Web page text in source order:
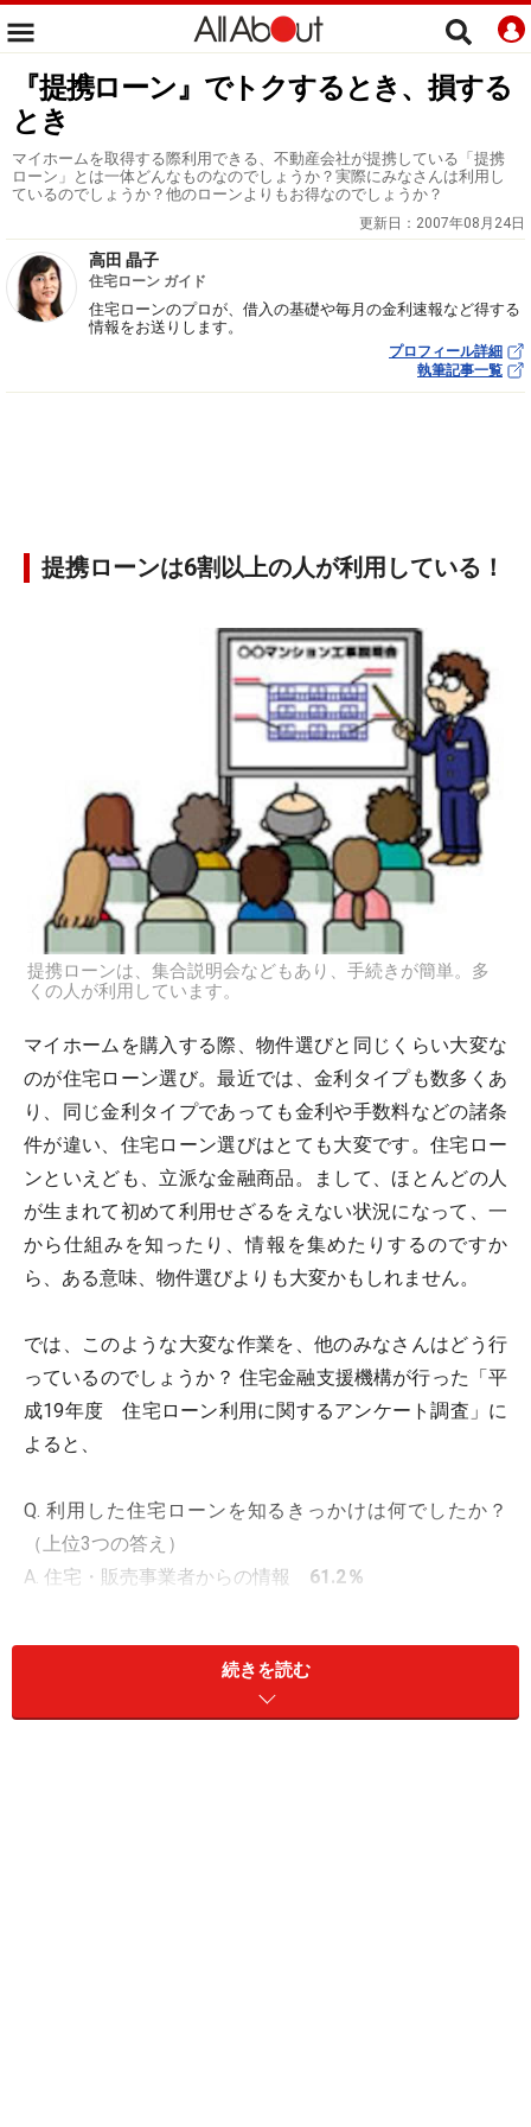
『提携ローン』でトクするとき、損する
とき
マイホームを取得する際利用できる、不動産会社が提携している「提携
ローン」とは一体どんなものなのでしょうか？実際にみなさんは利用し
ているのでしょうか？他のローンよりもお得なのでしょうか？
更新日： 2007年08月24日
高田 晶子
住宅ローン ガイド
住宅ローンのプロが、借入の基礎や毎月の金利速報など得する
情報をお送りします。
プロフィール詳細
執筆記事一覧
提携ローンは6割以上の人が利用している！
提携ローンは、集合説明会などもあり、手続きが簡単。多
くの人が利用しています。
マイホームを購入する際、物件選びと同じくらい大変な
のが住宅ローン選び。最近では、金利タイプも数多くあ
り、同じ金利タイプであっても金利や手数料などの諸条
件が違い、住宅ローン選びはとても大変です。住宅ロー
ンといえども、立派な金融商品。まして、ほとんどの人
が生まれて初めて利用せざるをえない状況になって、一
から仕組みを知ったり、情報を集めたりするのですか
ら、ある意味、物件選びよりも大変かもしれません。
では、このような大変な作業を、他のみなさんはどう行
っているのでしょうか？ 住宅金融支援機構が行った「平
成19年度 住宅ローン利用に関するアンケート調査」に
よると、
Q. 利用した住宅ローンを知るきっかけは何でしたか？
（上位3つの答え）
A. 住宅・販売事業者からの情報 61.2％
金融機関からの情報16.3％
という結果になっていました。直接住宅ローンを取り扱
続きを読む